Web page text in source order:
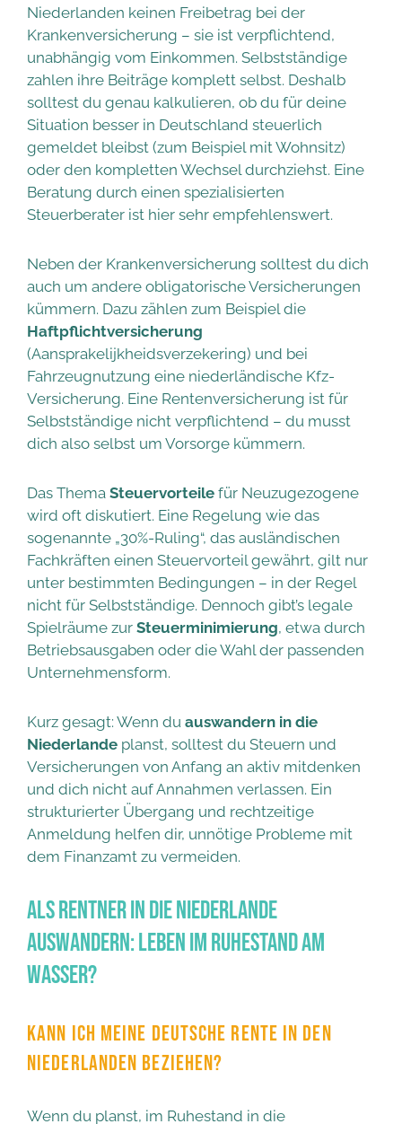
Niederlanden keinen Freibetrag bei der
Krankenversicherung – sie ist verpflichtend,
unabhängig vom Einkommen. Selbstständige
zahlen ihre Beiträge komplett selbst. Deshalb
solltest du genau kalkulieren, ob du für deine
Situation besser in Deutschland steuerlich
gemeldet bleibst (zum Beispiel mit Wohnsitz)
oder den kompletten Wechsel durchziehst. Eine
Beratung durch einen spezialisierten
Steuerberater ist hier sehr empfehlenswert.
Neben der Krankenversicherung solltest du dich
auch um andere obligatorische Versicherungen
kümmern. Dazu zählen zum Beispiel die
Haftpflichtversicherung
(Aansprakelijkheidsverzekering) und bei
Fahrzeugnutzung eine niederländische Kfz-
Versicherung. Eine Rentenversicherung ist für
Selbstständige nicht verpflichtend – du musst
dich also selbst um Vorsorge kümmern.
Das Thema Steuervorteile für Neuzugezogene
wird oft diskutiert. Eine Regelung wie das
sogenannte „30%-Ruling“, das ausländischen
Fachkräften einen Steuervorteil gewährt, gilt nur
unter bestimmten Bedingungen – in der Regel
nicht für Selbstständige. Dennoch gibt’s legale
Spielräume zur Steuerminimierung, etwa durch
Betriebsausgaben oder die Wahl der passenden
Unternehmensform.
Kurz gesagt: Wenn du auswandern in die
Niederlande planst, solltest du Steuern und
Versicherungen von Anfang an aktiv mitdenken
und dich nicht auf Annahmen verlassen. Ein
strukturierter Übergang und rechtzeitige
Anmeldung helfen dir, unnötige Probleme mit
dem Finanzamt zu vermeiden.
Als Rentner in die Niederlande
auswandern: Leben im Ruhestand am
Wasser?
KANN ICH MEINE DEUTSCHE RENTE IN DEN
NIEDERLANDEN BEZIEHEN?
Wenn du planst, im Ruhestand in die